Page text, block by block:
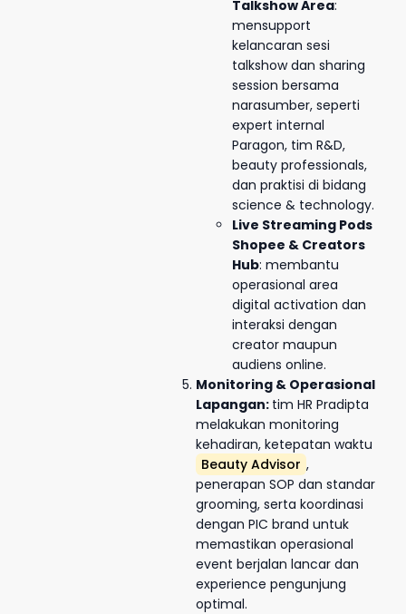
Talkshow Area:
mensupport
kelancaran sesi
talkshow dan sharing
session bersama
narasumber, seperti
expert internal
Paragon, tim R&D,
beauty professionals,
dan praktisi di bidang
science & technology.
Live Streaming Pods
Shopee & Creators
Hub: membantu
operasional area
digital activation dan
interaksi dengan
creator maupun
audiens online.
Monitoring & Operasional
Lapangan: tim HR Pradipta
melakukan monitoring
kehadiran, ketepatan waktu
Beauty Advisor ,
penerapan SOP dan standar
grooming, serta koordinasi
dengan PIC brand untuk
memastikan operasional
event berjalan lancar dan
experience pengunjung
optimal.